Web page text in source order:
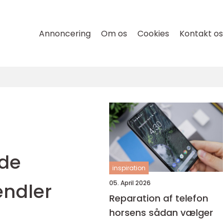
Annoncering Om os Cookies Kontakt os
inspiration
05. April 2026
Reparation af telefon
horsens sådan vælger